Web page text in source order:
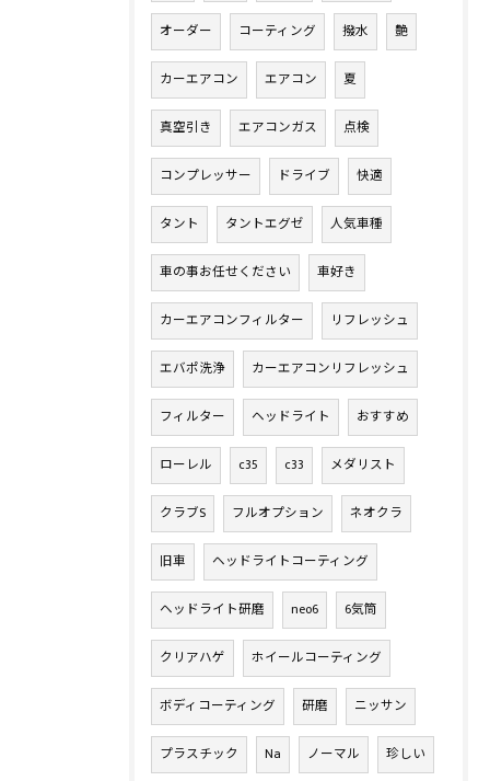
オーダー コーティング 撥水 艶
カーエアコン エアコン 夏
真空引き エアコンガス 点検
コンプレッサー ドライブ 快適
タント タントエグゼ 人気車種
車の事お任せください 車好き
カーエアコンフィルター リフレッシュ
エバポ洗浄 カーエアコンリフレッシュ
フィルター ヘッドライト おすすめ
ローレル c35 c33 メダリスト
クラブS フルオプション ネオクラ
旧車 ヘッドライトコーティング
ヘッドライト研磨 neo6 6気筒
クリアハゲ ホイールコーティング
ボディコーティング 研磨 ニッサン
プラスチック Na ノーマル 珍しい